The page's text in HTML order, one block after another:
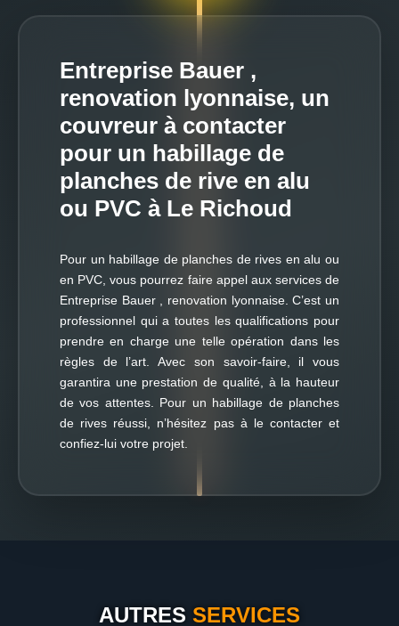
Entreprise Bauer ,
renovation lyonnaise, un
couvreur à contacter
pour un habillage de
planches de rive en alu
ou PVC à Le Richoud
Pour un habillage de planches de rives en alu ou
en PVC, vous pourrez faire appel aux services de
Entreprise Bauer , renovation lyonnaise. C’est un
professionnel qui a toutes les qualifications pour
prendre en charge une telle opération dans les
règles de l’art. Avec son savoir-faire, il vous
garantira une prestation de qualité, à la hauteur
de vos attentes. Pour un habillage de planches
de rives réussi, n’hésitez pas à le contacter et
confiez-lui votre projet.
AUTRES SERVICES